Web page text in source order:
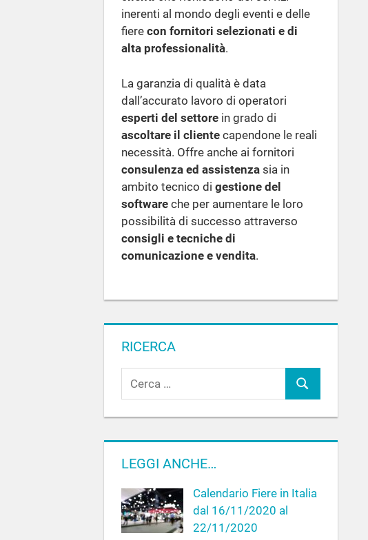
inerenti al mondo degli eventi e delle
fiere con fornitori selezionati e di
alta professionalità.
La garanzia di qualità è data
dall’accurato lavoro di operatori
esperti del settore in grado di
ascoltare il cliente capendone le reali
necessità. Offre anche ai fornitori
consulenza ed assistenza sia in
ambito tecnico digestione del
software che per aumentare le loro
possibilità di successo attraverso
consigli e tecniche di
comunicazione e vendita.
RICERCA
r
c
p
e
r
LEGGI ANCHE…
Calendario Fiere in Italia
dal 16/11/2020 al
22/11/2020